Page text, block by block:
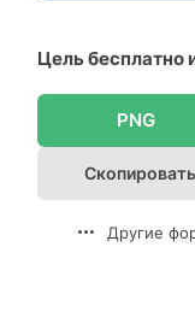
Цель бесплатно
PNG
Другие